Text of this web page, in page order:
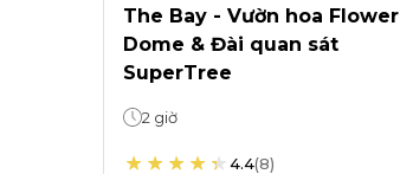
The Bay - Vườn hoa Flower
Dome & Đài quan sát
SuperTree
2 giờ
4.4(8)